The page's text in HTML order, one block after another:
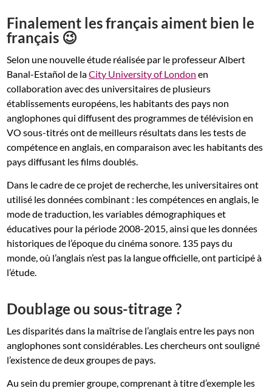
Finalement les français aiment bien le
français 😉
Selon une nouvelle étude réalisée par le professeur Albert
Banal-Estañol de laCity University of London en
collaboration avec des universitaires de plusieurs
établissements européens, les habitants des pays non
anglophones qui diffusent des programmes de télévision en
VO sous-titrés ont de meilleurs résultats dans les tests de
compétence en anglais, en comparaison avec les habitants des
pays diffusant les films doublés.
Dans le cadre de ce projet de recherche, les universitaires ont
utilisé les données combinant : les compétences en anglais, le
mode de traduction, les variables démographiques et
éducatives pour la période 2008-2015, ainsi que les données
historiques de l’époque du cinéma sonore. 135 pays du
monde, où l’anglais n’est pas la langue officielle, ont participé à
l’étude.
Doublage ou sous-titrage ?
Les disparités dans la maîtrise de l’anglais entre les pays non
anglophones sont considérables. Les chercheurs ont souligné
l’existence de deux groupes de pays.
Au sein du premier groupe, comprenant à titre d’exemple les